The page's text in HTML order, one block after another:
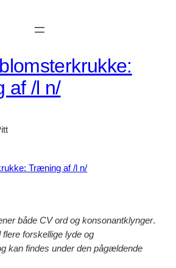
af /l n/
både CV ord og konsonantklynger.
forskellige lyde og
kan findes under den pågældende